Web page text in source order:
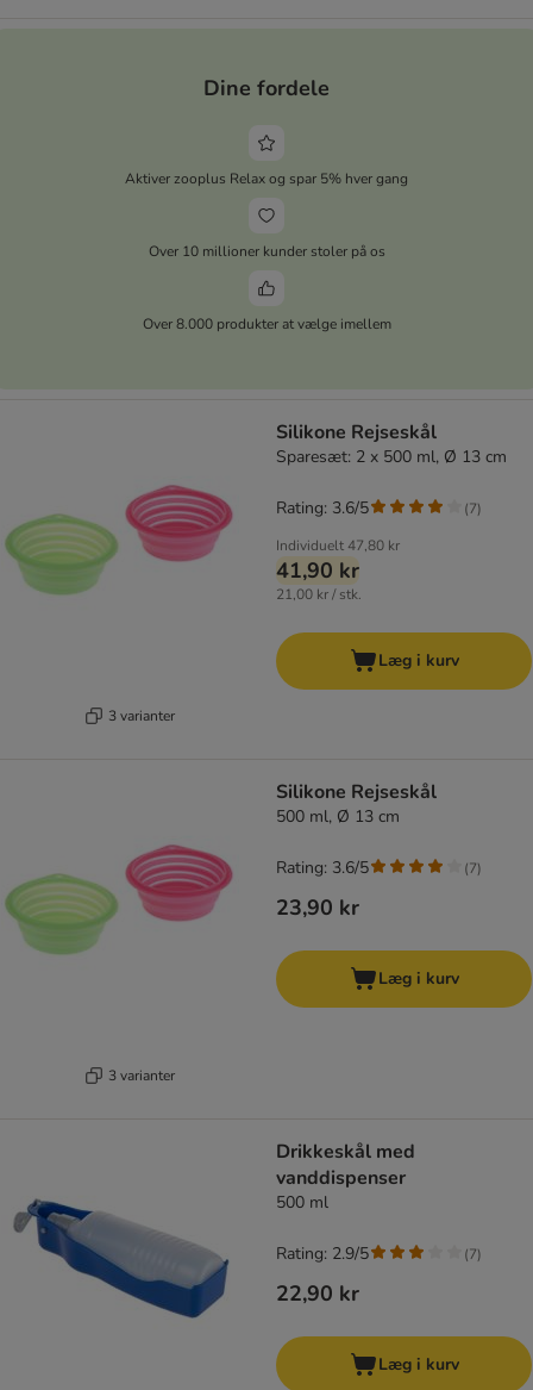
Dine fordele
Aktiver zooplus Relax og spar 5% hver gang
Over 10 millioner kunder stoler på os
Over 8.000 produkter at vælge imellem
3 varianter
Silikone Rejseskål
Sparesæt: 2 x 500 ml, Ø 13 cm
Individuelt47,80 kr
41,90 kr
21,00 kr / stk.
Rating: 3.6/5 (7)
Læg i kurv
3 varianter
Silikone Rejseskål
500 ml, Ø 13 cm
23,90 kr
Rating: 3.6/5 (7)
Læg i kurv
Drikkeskål med
vanddispenser
500 ml
22,90 kr
Rating: 2.9/5 (7)
Læg i kurv